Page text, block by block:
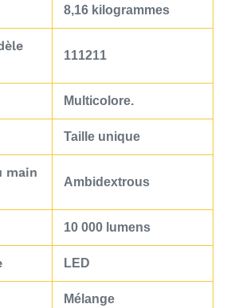
8,16 kilogrammes
‎111211
‎Multicolore.
‎Taille unique
main
‎Ambidextrous
‎10 000 lumens
‎LED
‎Mélange